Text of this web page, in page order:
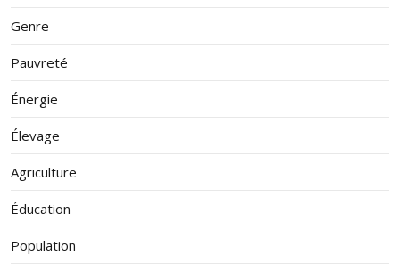
Genre
Pauvreté
Énergie
Élevage
Agriculture
Éducation
Population